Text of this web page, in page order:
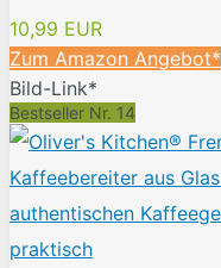
10,99 EUR
Zum Amazon Angebot*
Bild-Link*
Bestseller Nr. 14